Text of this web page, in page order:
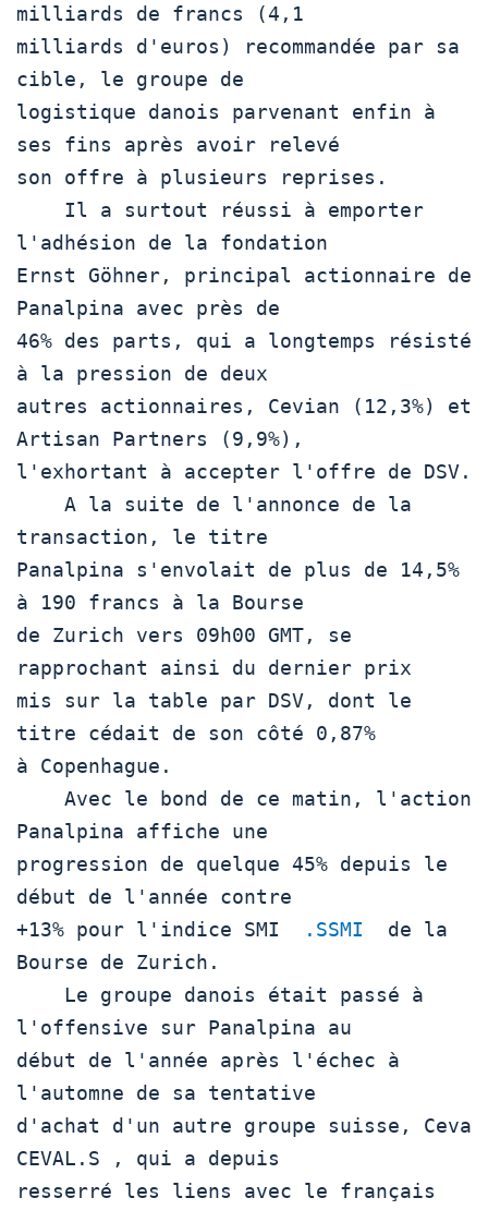
milliards de francs (4,1
milliards d'euros) recommandée par sa
cible, le groupe de
logistique danois parvenant enfin à
ses fins après avoir relevé
son offre à plusieurs reprises.
l'adhésion de la fondation
Ernst Göhner, principal actionnaire de
Panalpina avec près de
46% des parts, qui a longtemps résisté
à la pression de deux
autres actionnaires, Cevian (12,3%) et
Artisan Partners (9,9%),
l'exhortant à accepter l'offre de DSV.
transaction, le titre
Panalpina s'envolait de plus de 14,5%
à 190 francs à la Bourse
de Zurich vers 09h00 GMT, se
rapprochant ainsi du dernier prix
mis sur la table par DSV, dont le
titre cédait de son côté 0,87%
à Copenhague.
Panalpina affiche une
progression de quelque 45% depuis le
début de l'année contre
+13% pour l'indice SMI
.SSMI
  de la
Bourse de Zurich.
l'offensive sur Panalpina au
début de l'année après l'échec à
l'automne de sa tentative
d'achat d'un autre groupe suisse, Ceva
CEVAL.S , qui a depuis
resserré les liens avec le français